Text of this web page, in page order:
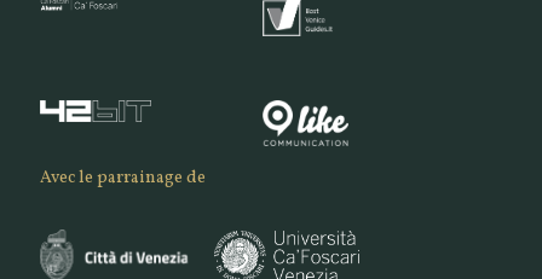
Avec le parrainage de